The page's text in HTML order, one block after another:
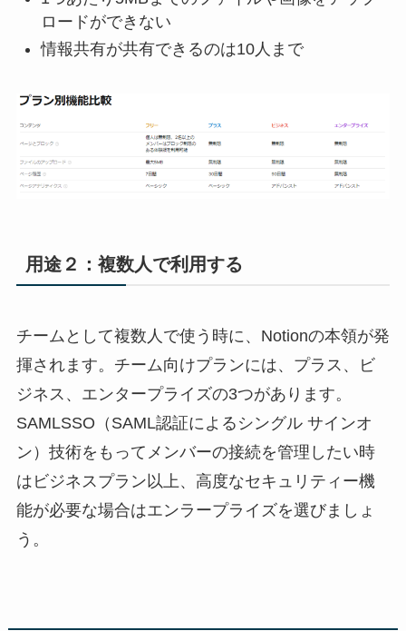
ロードができない
情報共有が共有できるのは10人まで
用途２：複数人で利用する
チームとして複数人で使う時に、Notionの本領が発
揮されます。チーム向けプランには、プラス、ビ
ジネス、エンタープライズの3つがあります。
SAMLSSO（SAML認証によるシングル サインオ
ン）技術をもってメンバーの接続を管理したい時
はビジネスプラン以上、高度なセキュリティー機
能が必要な場合はエンラープライズを選びましょ
う。